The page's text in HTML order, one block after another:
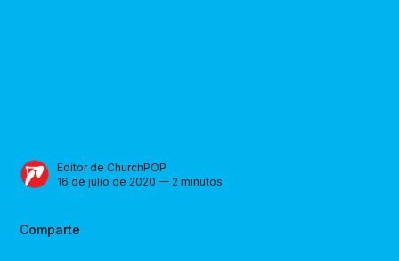
Editor de ChurchPOP
16 de julio de 2020 — 2 minutos
Comparte